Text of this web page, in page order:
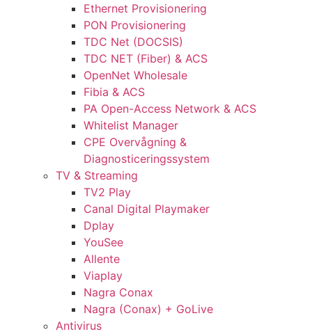
Ethernet Provisionering
PON Provisionering
TDC Net (DOCSIS)
TDC NET (Fiber) & ACS
OpenNet Wholesale
Fibia & ACS
PA Open-Access Network & ACS
Whitelist Manager
CPE Overvågning &
Diagnosticeringssystem
TV & Streaming
TV2 Play
Canal Digital Playmaker
Dplay
YouSee
Allente
Viaplay
Nagra Conax
Nagra (Conax) + GoLive
Antivirus